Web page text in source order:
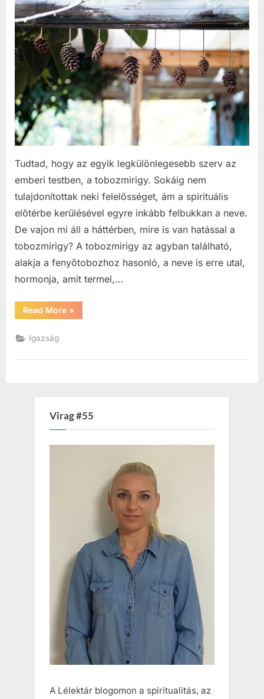
Tudtad, hogy az egyik legkülönlegesebb szerv az
emberi testben, a tobozmirigy. Sokáig nem
tulajdonítottak neki felelősséget, ám a spirituális
előtérbe kerülésével egyre inkább felbukkan a neve.
De vajon mi áll a háttérben, mire is van hatással a
tobozmirigy? A tobozmirigy az agyban található,
alakja a fenyőtobozhoz hasonló, a neve is erre utal,
hormonja, amit termel,…
Read More“A
tobozmirigy
»
Igazság
Virag #55
A Lélektár blogomon a spiritualitás, az